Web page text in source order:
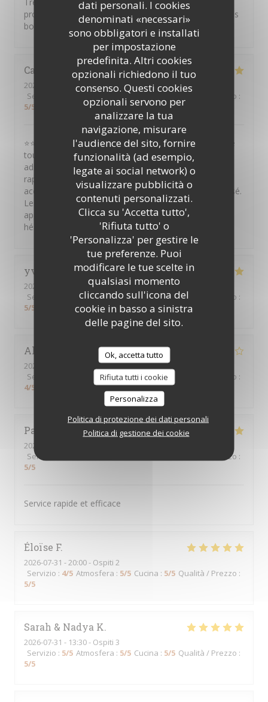
dati personali. I cookies
denominati «necessari»
sono obbligatori e installati
per impostazione
predefinita. Altri cookies
opzionali richiedono il tuo
consenso. Questi cookies
opzionali servono per
analizzare la tua
navigazione, misurare
l'audience del sito, fornire
funzionalità (ad esempio,
legate ai social network) o
visualizzare pubblicità o
contenuti personalizzati.
Clicca su 'Accetta tutto',
'Rifiuta tutto' o
'Personalizza' per gestire le
tue preferenze. Puoi
modificare le tue scelte in
qualsiasi momento
cliccando sull'icona del
cookie in basso a sinistra
delle pagine del sito.
Ok, accetta tutto
Rifiuta tutti i cookie
Personalizza
Politica di protezione dei dati personali
Politica di gestione dei cookie
professionnel. Merci encore pour cet accueil et pour les
bons plats.
Catina
2026-08-01
- 22:30 - Ospiti 10
Servizio
Atmosfera 5/5 Qualità / Prezzo :
5/5
⭐⭐⭐⭐⭐ Je recommande vivement ce restaurant ! Situé
tout près du Théâtre Mogador, c'est une excellente
adresse avant ou après un spectacle. Le service est
rapide, efficace et de grande qualité. L'équipe est
accueillante, attentive et tout est parfaitement organisé.
Les plats sont très bons et le rapport qualité-prix est
appréciable. Une adresse que je recommande sans
hésiter !
yves
2026-08-02
- 12:00 - Ospiti 11
Servizio
Atmosfera: 5 /5 Cucina:5/5 Qualità / Prezzo :
5/5
Alexandre
2026-08-01
- 19:00 - Ospiti 2
Servizio
Atmosfera:4 /5 Cucina:4 Qualità / Prezzo :
4/5
Patricia
2026-08-03
Servizio
Qualità / Prezzo :
5/5
Service rapide et efficace
Éloïse F
2026-07-31 - 20:00 - Ospiti 2
Servizio : 4/5 Atmosfera : 5/5 Cucina : 5/5 Qualità / Prezzo :
5/5
Sarah & Nadya K
2026-07-31 - 13:30 - Ospiti 3
Servizio : 5/5 Atmosfera : 5/5 Cucina : 5/5 Qualità / Prezzo :
5/5